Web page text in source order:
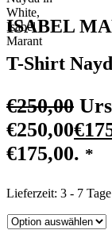
ISABEL
T-Shirt
€250,00
€250,00€
€175,00. *
Lieferzeit: 3 - 7 Tage